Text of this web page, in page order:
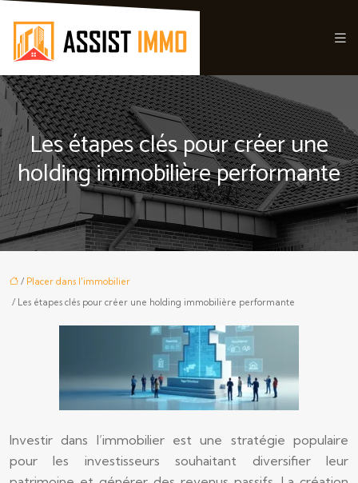
Les étapes clés pour créer une
holding immobilière performante
/ Placer dans l'immobilier
/ Les étapes clés pour créer une holding immobilière performante
Investir dans l’immobilier est une stratégie populaire
pour les investisseurs souhaitant diversifier leur